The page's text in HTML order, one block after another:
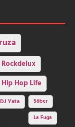
Rockdelux
Hip Hop Life
DJ Yata
Sôber
La Fuga